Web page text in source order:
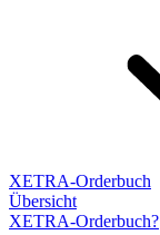
XETRA-Orderbuch
Übersicht
XETRA-Orderbuch?